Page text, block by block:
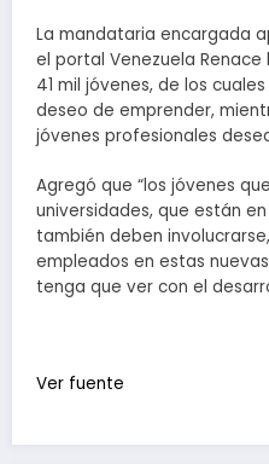
La mandataria encargada
el portal Venezuela
41 mil jóvenes, de los
deseo de emprender,
jóvenes profesionales
Agregó que “los jóvenes
universidades, que están
también deben
empleados en estas
tenga que ver con el
Ver fuente